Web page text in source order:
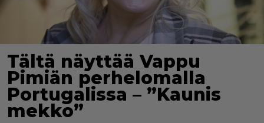
Tältä näyttää Vappu
Pimiän perhelomalla
Portugalissa – ”Kaunis
mekko”